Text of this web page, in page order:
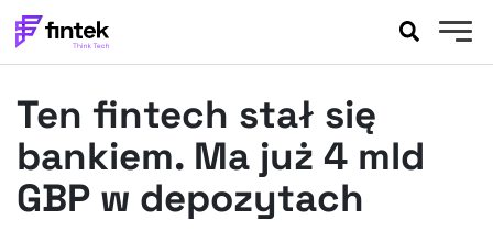
BANKOWOŚĆ
EVENTY
FELIETONY
WYWIADY
Ten fintech stał się
bankiem. Ma już 4 mld
GBP w depozytach